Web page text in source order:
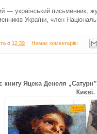
— український письменник,
України, член
о 12:39 Немає коментарів:
книгу Яцека Денеля
Києві.